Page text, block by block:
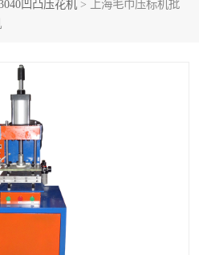
凹凸压花机 > 上海毛巾压标机批
双头服装凹凸压花机
海绵产品成型机